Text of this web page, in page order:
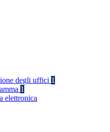
degli uffici 1
1
elettronica